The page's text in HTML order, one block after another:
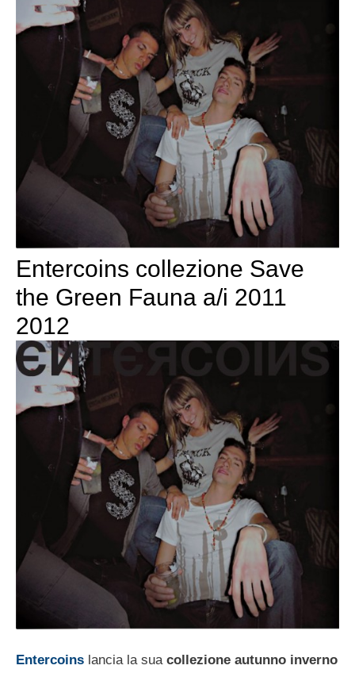
Entercoins collezione Save
the Green Fauna a/i 2011
2012
Entercoins lancia la suacollezione autunno inverno